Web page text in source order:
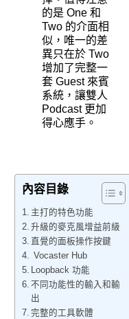
的是 One 和
Two 的介面相
似，唯一的差
異只在於 Two
增加了完整一
套 Guest 來賓
系統，讓雙人
Podcast 更加
得心應手。
內容目錄
主打的特色功能
升級的麥克風增益前級
直覺的面板操作按鍵
Vocaster Hub
Loopback 功能
不同功能性的輸入和輸
出
完整的工具軟體